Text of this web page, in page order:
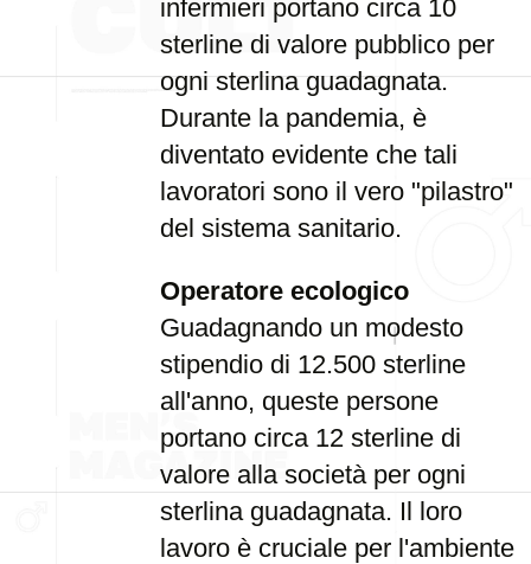
infermieri portano circa 10
sterline di valore pubblico per
ogni sterlina guadagnata.
Durante la pandemia, è
diventato evidente che tali
lavoratori sono il vero "pilastro"
del sistema sanitario.
Operatore ecologico
Guadagnando un modesto
stipendio di 12.500 sterline
all'anno, queste persone
portano circa 12 sterline di
valore alla società per ogni
sterlina guadagnata. Il loro
lavoro è cruciale per l'ambiente